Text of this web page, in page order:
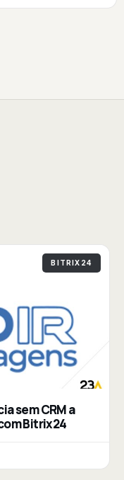
BITRIX24
sem CRM a
Bitrix24